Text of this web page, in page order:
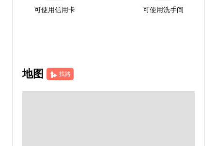
可使用信用卡 可使用洗手间
地图 找路